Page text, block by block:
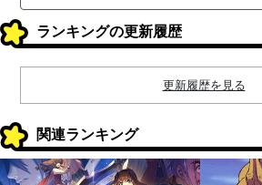
ランキングの更新履歴
更新履歴を見る
関連ランキング